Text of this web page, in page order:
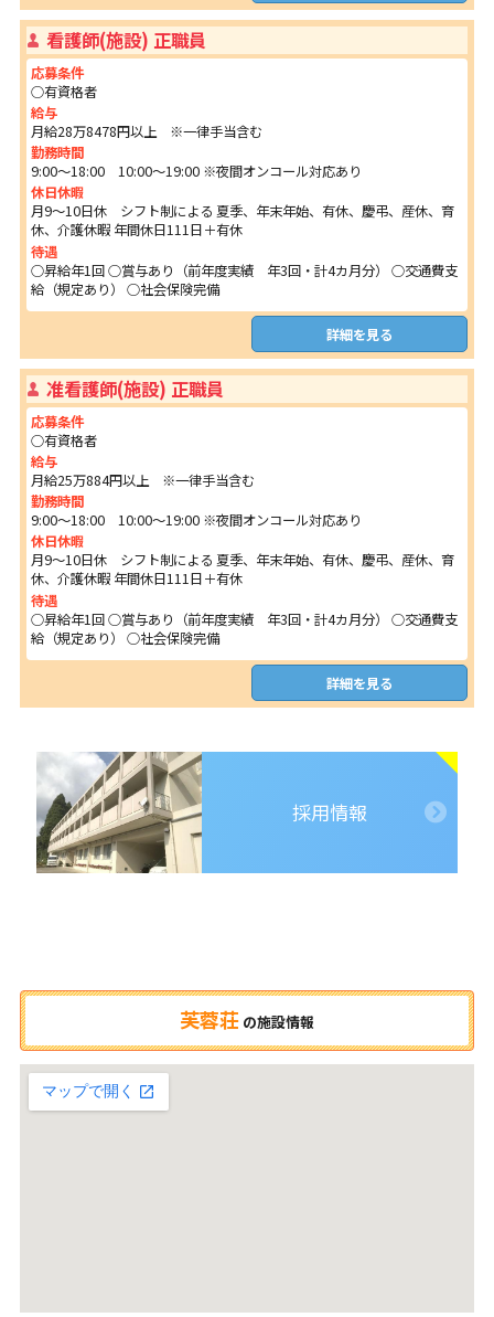
看護師(施設) 正職員
応募条件
○有資格者
給与
月給28万8478円以上 ※一律手当含む
勤務時間
9:00～18:00 10:00～19:00 ※夜間オンコール対応あり
休日休暇
月9～10日休 シフト制による 夏季、年末年始、有休、慶弔、産休、育
休、介護休暇 年間休日111日＋有休
待遇
○昇給年1回 ○賞与あり（前年度実績 年3回・計4カ月分） ○交通費支
給（規定あり） ○社会保険完備
詳細を見る
准看護師(施設) 正職員
応募条件
○有資格者
給与
月給25万884円以上 ※一律手当含む
勤務時間
9:00～18:00 10:00～19:00 ※夜間オンコール対応あり
休日休暇
月9～10日休 シフト制による 夏季、年末年始、有休、慶弔、産休、育
休、介護休暇 年間休日111日＋有休
待遇
○昇給年1回 ○賞与あり（前年度実績 年3回・計4カ月分） ○交通費支
給（規定あり） ○社会保険完備
詳細を見る
採用情報
芙蓉荘 の施設情報